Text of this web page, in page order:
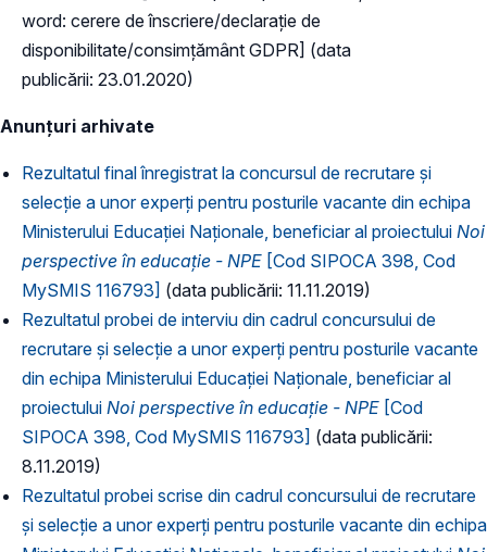
word: cerere de înscriere/declarație de
disponibilitate/consimțământ GDPR] (data
publicării: 23.01.2020)
Anunțuri arhivate
Rezultatul final înregistrat la concursul de recrutare și
selecție a unor experți pentru posturile vacante din echipa
Ministerului Educației Naționale, beneficiar al proiectului Noi
perspective în educație - NPE [Cod SIPOCA 398, Cod
MySMIS 116793] (data publicării: 11.11.2019)
Rezultatul probei de interviu din cadrul concursului de
recrutare și selecție a unor experți pentru posturile vacante
din echipa Ministerului Educației Naționale, beneficiar al
proiectului Noi perspective în educație - NPE [Cod
SIPOCA 398, Cod MySMIS 116793] (data publicării:
8.11.2019)
Rezultatul probei scrise din cadrul concursului de recrutare
și selecție a unor experți pentru posturile vacante din echipa